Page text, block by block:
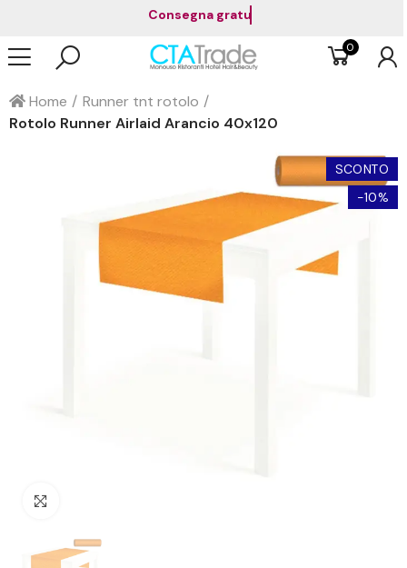
Paga in 3 rate senza interessi
0
Home
Runner tnt rotolo
Rotolo Runner Airlaid Arancio 40x120
SCONTO
-10%